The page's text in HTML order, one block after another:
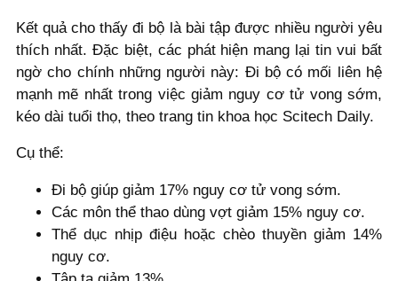
Kết quả cho thấy đi bộ là bài tập được nhiều người yêu
thích nhất. Đặc biệt, các phát hiện mang lại tin vui bất
ngờ cho chính những người này: Đi bộ có mối liên hệ
mạnh mẽ nhất trong việc giảm nguy cơ tử vong sớm,
kéo dài tuổi thọ, theo trang tin khoa học Scitech Daily.
Cụ thể:
Đi bộ giúp giảm 17% nguy cơ tử vong sớm.
Các môn thể thao dùng vợt giảm 15% nguy cơ.
Thể dục nhịp điệu hoặc chèo thuyền giảm 14%
nguy cơ.